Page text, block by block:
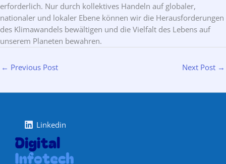
erforderlich. Nur durch kollektives Handeln auf globaler,
nationaler und lokaler Ebene können wir die Herausforderungen
des Klimawandels bewältigen und die Vielfalt des Lebens auf
unserem Planeten bewahren.
← Previous Post Next Post →
Linkedin